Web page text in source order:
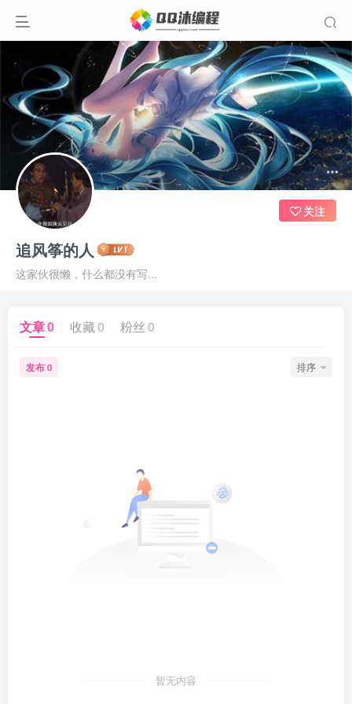
追风筝的人
这家伙很懒，什么都没有写...
关注
文章0 收藏 0 粉丝 0
发布 0 排序
暂无内容